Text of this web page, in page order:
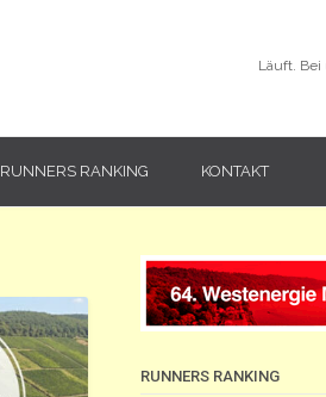
Läuft. Bei
RUNNERS RANKING KONTAKT
RUNNERS RANKING